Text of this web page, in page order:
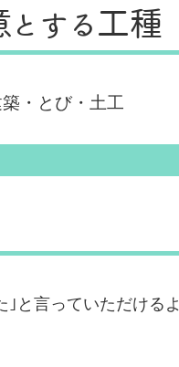
とする工種
・とび・土工
と言っていただけるよ